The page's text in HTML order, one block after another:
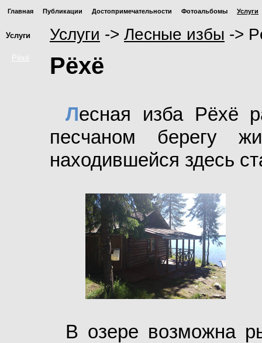
Главная Публикации Достопримечательности Фотоальбомы Услуги
Услуги
Рёхё
Услуги -> Лесные избы ->
Рёхё
Лесная изба Рёхё
песчаном берегу
находившейся здесь
В озере возможна